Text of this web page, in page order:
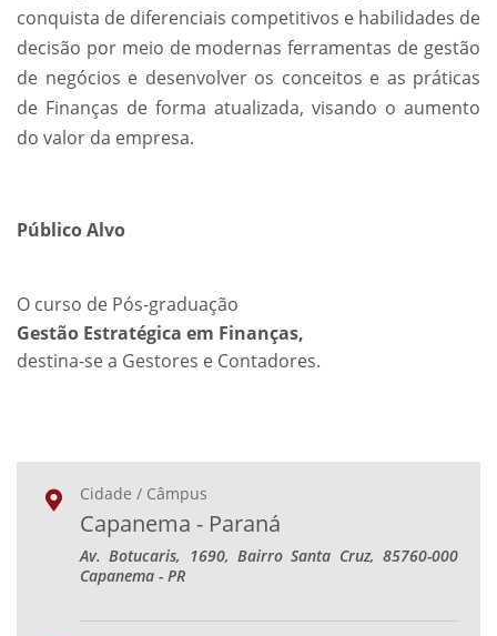
conquista de diferenciais competitivos e habilidades de
decisão por meio de modernas ferramentas de gestão
de negócios e desenvolver os conceitos e as práticas
de Finanças de forma atualizada, visando o aumento
do valor da empresa.
Público Alvo
O curso de Pós-graduação
Gestão Estratégica em Finanças,
destina-se a Gestores e Contadores.
Cidade / Câmpus
Capanema - Paraná
Av. Botucaris, 1690, Bairro Santa Cruz, 85760-000
Capanema - PR